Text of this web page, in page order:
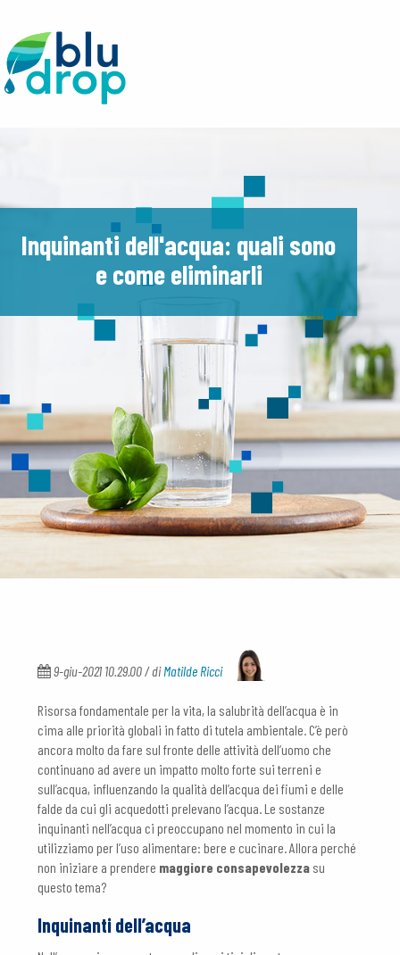
Inquinanti dell'acqua: quali sono
e come eliminarli
9-giu-2021 10.29.00 / diMatilde Ricci
Risorsa fondamentale per la vita, la salubrità dell’acqua è in
cima alle priorità globali in fatto di tutela ambientale. C’è però
ancora molto da fare sul fronte delle attività dell’uomo che
continuano ad avere un impatto molto forte sui terreni e
sull’acqua, influenzando la qualità dell’acqua dei fiumi e delle
falde da cui gli acquedotti prelevano l’acqua. Le sostanze
inquinanti nell’acqua ci preoccupano nel momento in cui la
utilizziamo per l’uso alimentare: bere e cucinare. Allora perché
non iniziare a prendere maggiore consapevolezza su
questo tema?
Inquinanti dell’acqua